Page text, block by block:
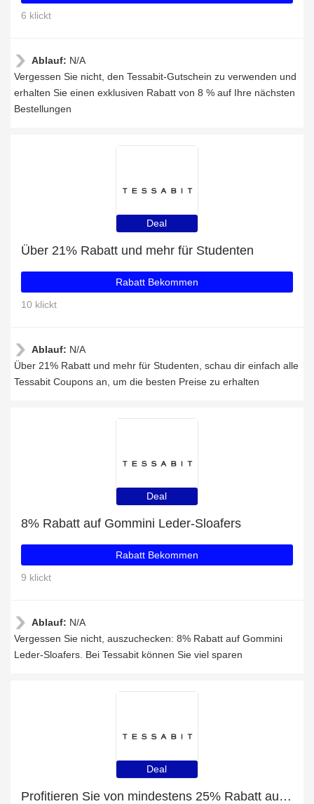
6 klickt
Ablauf: N/A
Vergessen Sie nicht, den Tessabit-Gutschein zu verwenden und
erhalten Sie einen exklusiven Rabatt von 8 % auf Ihre nächsten
Bestellungen
Deal
Über 21% Rabatt und mehr für Studenten
Rabatt Bekommen
10 klickt
Ablauf: N/A
Über 21% Rabatt und mehr für Studenten, schau dir einfach alle
Tessabit Coupons an, um die besten Preise zu erhalten
Deal
8% Rabatt auf Gommini Leder-Sloafers
Rabatt Bekommen
9 klickt
Ablauf: N/A
Vergessen Sie nicht, auszuchecken: 8% Rabatt auf Gommini
Leder-Sloafers. Bei Tessabit können Sie viel sparen
Deal
Profitieren Sie von mindestens 25% Rabatt auf Sandalen